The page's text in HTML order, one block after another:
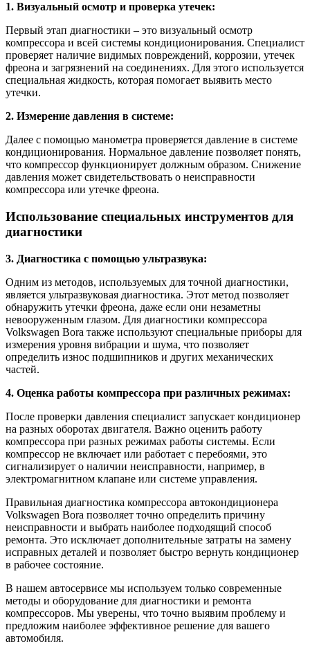
1. Визуальный осмотр и проверка утечек:
Первый этап диагностики – это визуальный осмотр
компрессора и всей системы кондиционирования. Специалист
проверяет наличие видимых повреждений, коррозии, утечек
фреона и загрязнений на соединениях. Для этого используется
специальная жидкость, которая помогает выявить место
утечки.
2. Измерение давления в системе:
Далее с помощью манометра проверяется давление в системе
кондиционирования. Нормальное давление позволяет понять,
что компрессор функционирует должным образом. Снижение
давления может свидетельствовать о неисправности
компрессора или утечке фреона.
Использование специальных инструментов для
диагностики
3. Диагностика с помощью ультразвука:
Одним из методов, используемых для точной диагностики,
является ультразвуковая диагностика. Этот метод позволяет
обнаружить утечки фреона, даже если они незаметны
невооруженным глазом. Для диагностики компрессора
Volkswagen Bora также используют специальные приборы для
измерения уровня вибрации и шума, что позволяет
определить износ подшипников и других механических
частей.
4. Оценка работы компрессора при различных режимах:
После проверки давления специалист запускает кондиционер
на разных оборотах двигателя. Важно оценить работу
компрессора при разных режимах работы системы. Если
компрессор не включает или работает с перебоями, это
сигнализирует о наличии неисправности, например, в
электромагнитном клапане или системе управления.
Правильная диагностика компрессора автокондиционера
Volkswagen Bora позволяет точно определить причину
неисправности и выбрать наиболее подходящий способ
ремонта. Это исключает дополнительные затраты на замену
исправных деталей и позволяет быстро вернуть кондиционер
в рабочее состояние.
В нашем автосервисе мы используем только современные
методы и оборудование для диагностики и ремонта
компрессоров. Мы уверены, что точно выявим проблему и
предложим наиболее эффективное решение для вашего
автомобиля.